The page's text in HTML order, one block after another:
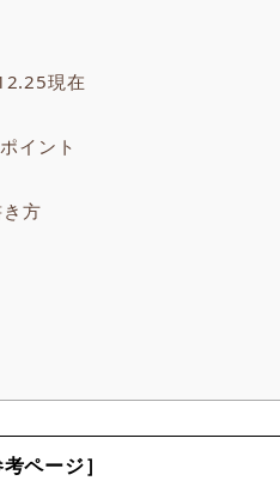
現在
イント
方
考ページ］